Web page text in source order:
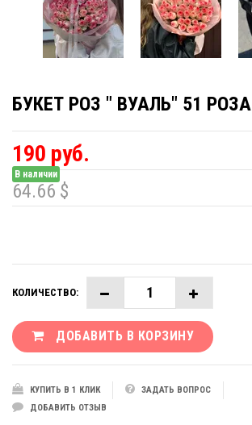
БУКЕТ РОЗ " ВУАЛЬ" 51 РОЗА
190 руб.
В наличии
64.66 $
КОЛИЧЕСТВО:
ДОБАВИТЬ В КОРЗИНУ
КУПИТЬ В 1 КЛИК
ЗАДАТЬ ВОПРОС
ДОБАВИТЬ ОТЗЫВ